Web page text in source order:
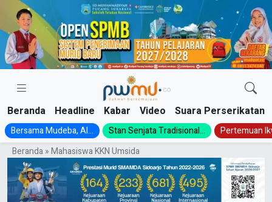
Skip
content
Beranda Headline Kabar Video Suara Perserikatan
Bersama Mudeba, Al... Stan Senjata Tradisional...
Pertemuan
Beranda»Mahasiswa KKN Umsida